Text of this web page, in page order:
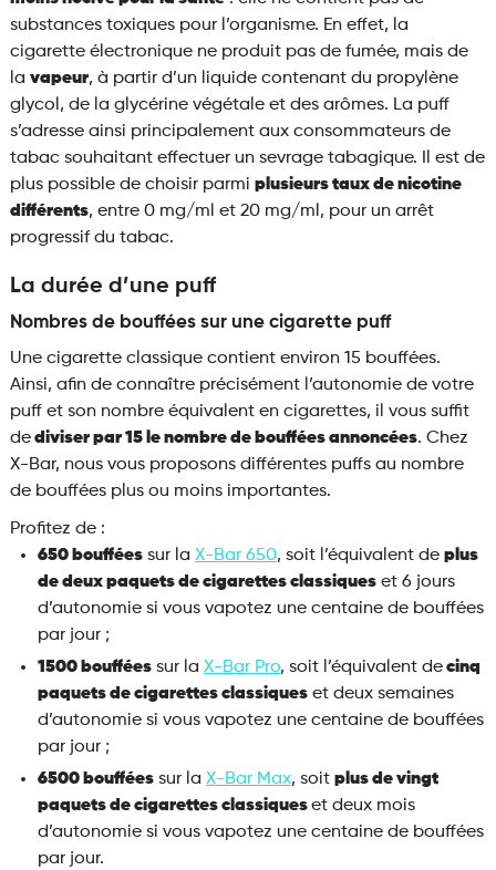
substances toxiques pour l’organisme. En effet, la
cigarette électronique ne produit pas de fumée, mais de
la vapeur, à partir d’un liquide contenant du propylène
glycol, de la glycérine végétale et des arômes. La puff
s’adresse ainsi principalement aux consommateurs de
tabac souhaitant effectuer un sevrage tabagique. Il est de
plus possible de choisir parmi plusieurs taux de nicotine
différents, entre 0 mg/ml et 20 mg/ml, pour un arrêt
progressif du tabac.
La durée d’une puff
Nombres de bouffées sur une cigarette puff
Une cigarette classique contient environ 15 bouffées.
Ainsi, afin de connaître précisément l’autonomie de votre
puff et son nombre équivalent en cigarettes, il vous suffit
dediviser par 15 le nombre de bouffées annoncées. Chez
X-Bar, nous vous proposons différentes puffs au nombre
de bouffées plus ou moins importantes.
Profitez de :
650 boufféessur la X-Bar 650, soit l’équivalent de plus
de deux paquets de cigarettes classiqueset 6 jours
d’autonomie si vous vapotez une centaine de bouffées
par jour ;
1500 boufféessur la X-Bar Pro, soit l’équivalent decinq
paquets de cigarettes classiqueset deux semaines
d’autonomie si vous vapotez une centaine de bouffées
par jour ;
6500 boufféessur la X-Bar Max, soit plus de vingt
paquets de cigarettes classiqueset deux mois
d’autonomie si vous vapotez une centaine de bouffées
par jour.